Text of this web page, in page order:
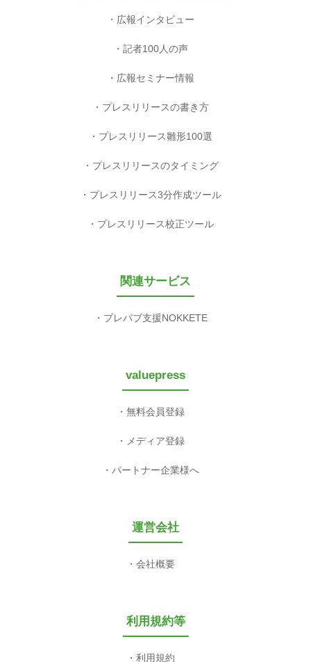
広報インタビュー
記者100人の声
広報セミナー情報
プレスリリースの書き方
プレスリリース雛形100選
プレスリリースのタイミング
プレスリリース3分作成ツール
プレスリリース校正ツール
関連サービス
プレパブ支援NOKKETE
valuepress
無料会員登録
メディア登録
パートナー企業様へ
運営会社
会社概要
利用規約等
利用規約